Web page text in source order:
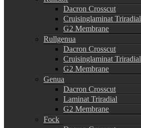
Dacron Crosscut
Cruisinglaminat Triradial
G2 Membrane
Rullgenua
Dacron Crosscut
Cruisinglaminat Triradial
G2 Membrane
Genua
Dacron Crosscut
Laminat Triradial
G2 Membrane
Fock